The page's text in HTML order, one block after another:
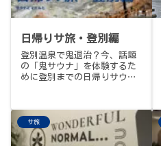
日帰りサ旅・登別編
登別温泉で鬼退治？今、話題
の「鬼サウナ」を体験するた
めに登別までの日帰りサウナ
も。
サ旅